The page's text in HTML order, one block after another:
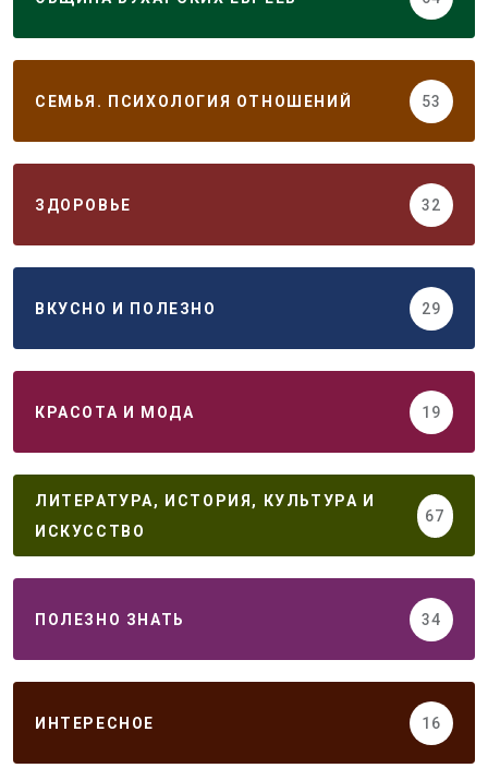
СЕМЬЯ. ПСИХОЛОГИЯ ОТНОШЕНИЙ 53
ЗДОРОВЬЕ 32
ВКУСНО И ПОЛЕЗНО 29
КРАСОТА И МОДА 19
ЛИТЕРАТУРА, ИСТОРИЯ, КУЛЬТУРА И
ИСКУССТВО
67
ПОЛЕЗНО ЗНАТЬ 34
ИНТЕРЕСНОЕ 16